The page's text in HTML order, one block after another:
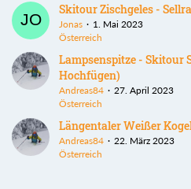
Skitour Zischgeles -
Jonas
1. Mai 2023
Österreich
Lampsenspitze - Skitour
Hochfügen)
Andreas84
27. April 2023
Österreich
Längentaler Weißer
Andreas84
22. März 2023
Österreich